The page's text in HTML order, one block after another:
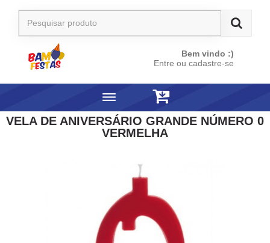
Bem vindo :)
Entre ou cadastre-se
VELA DE ANIVERSÁRIO GRANDE NÚMERO 0
VERMELHA